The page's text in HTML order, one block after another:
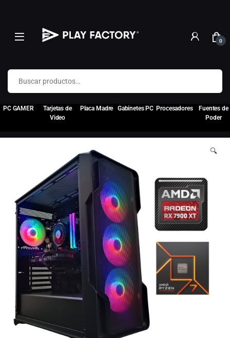
0
Buscar por:
PC GAMER
Tarjetas de
Video
Placa Madre Gabinetes PC Procesadores
Fuentes de
Poder
🔍